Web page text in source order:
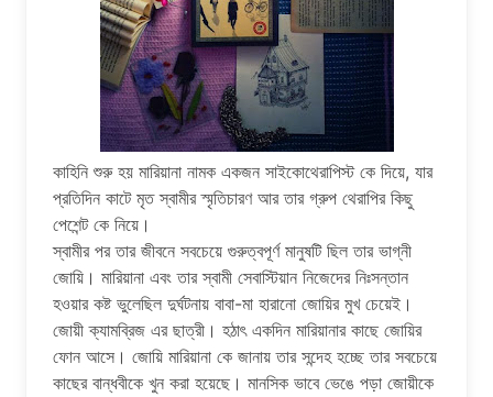
কাহিনি শুরু হয় মারিয়ানা নামক একজন সাইকোথেরাপিস্ট কে দিয়ে, যার
প্রতিদিন কাটে মৃত স্বামীর স্মৃতিচারণ আর তার গ্রুপ থেরাপির কিছু
পেশেন্ট কে নিয়ে।
স্বামীর পর তার জীবনে সবচেয়ে গুরুত্বপূর্ণ মানুষটি ছিল তার ভাগ্নী
জোয়ি। মারিয়ানা এবং তার স্বামী সেবাস্টিয়ান নিজেদের নিঃসন্তান
হওয়ার কষ্ট ভুলেছিল দুর্ঘটনায় বাবা-মা হারানো জোয়ির মুখ চেয়েই।
জোয়ী ক্যামব্রিজ এর ছাত্রী। হঠাৎ একদিন মারিয়ানার কাছে জোয়ির
ফোন আসে। জোয়ি মারিয়ানা কে জানায় তার সন্দেহ হচ্ছে তার সবচেয়ে
কাছের বান্ধবীকে খুন করা হয়েছে। মানসিক ভাবে ভেঙে পড়া জোয়ীকে